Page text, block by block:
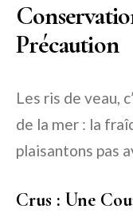
Précaution
Les ris de veau,
de la mer : la
plaisantons pas
Crus : Une